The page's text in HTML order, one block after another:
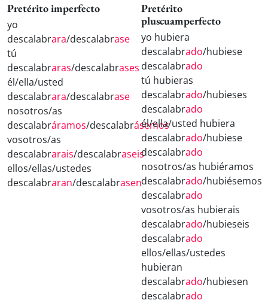
Pretérito imperfecto
yo
descalabrara/descalabrase
tú
descalabraras/descalabrases
él/ella/usted
descalabrara/descalabrase
nosotros/as
descalabráramos/descalabrásemos
vosotros/as
descalabrarais/descalabraseis
ellos/ellas/ustedes
descalabraran/descalabrasen
Pretérito
pluscuamperfecto
yo hubiera
descalabrado/hubiese
descalabrado
tú hubieras
descalabrado/hubieses
descalabrado
él/ella/usted hubiera
descalabrado/hubiese
descalabrado
nosotros/as hubiéramos
descalabrado/hubiésemos
descalabrado
vosotros/as hubierais
descalabrado/hubieseis
descalabrado
ellos/ellas/ustedes
hubieran
descalabrado/hubiesen
descalabrado